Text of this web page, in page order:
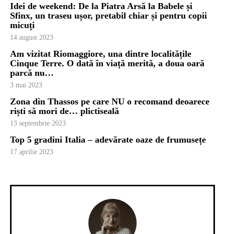
Idei de weekend: De la Piatra Arsă la Babele și
Sfinx, un traseu ușor, pretabil chiar și pentru copii
micuți
14 august 2023
Am vizitat Riomaggiore, una dintre localitățile
Cinque Terre. O dată în viață merită, a doua oară
parcă nu…
3 mai 2023
Zona din Thassos pe care NU o recomand deoarece
riști să mori de… plictiseală
13 septembrie 2023
Top 5 gradini Italia – adevărate oaze de frumusețe
17 aprilie 2023